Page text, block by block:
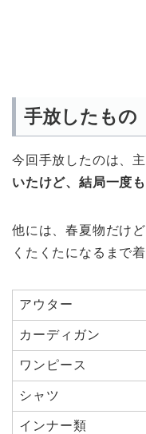
手放したもの
今回手放したのは、
いたけど、結局一度
他には、春夏物だけ
くたくたになるまで
アウター
カーディガン
ワンピース
シャツ
インナー類